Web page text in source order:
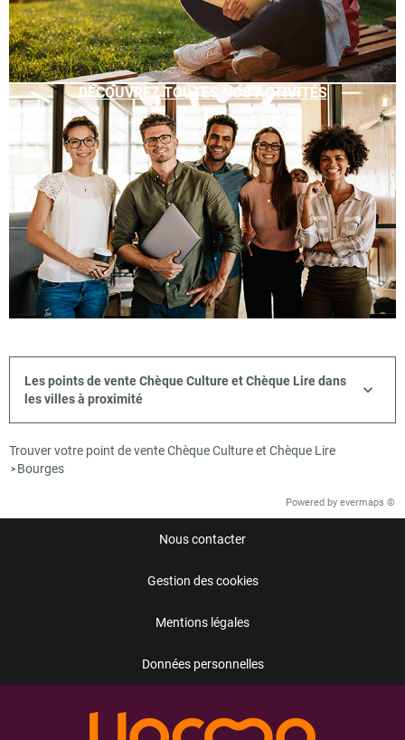
DÉCOUVREZ TOUTES NOS ACTIVITÉS
Les points de vente Chèque Culture et Chèque Lire dans
les villes à proximité
Trouver votre point de vente Chèque Culture et Chèque Lire
> Bourges
Powered by evermaps ©
Nous contacter
Gestion des cookies
Mentions légales
Données personnelles